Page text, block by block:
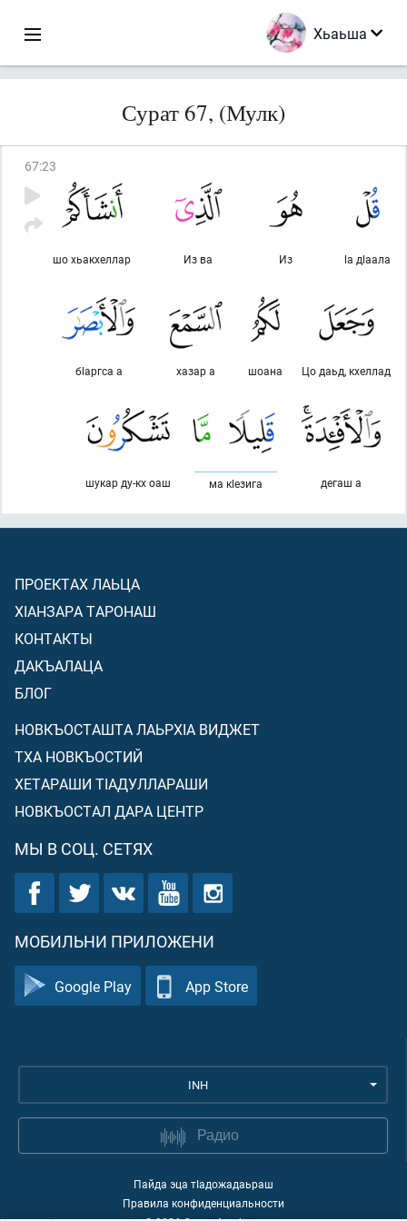
Хьаьша
Сурат 67, (Мулк)
67:23
lа дlаала
Из
Из ва
шо хьакхеллар
Цо даьд, кхеллад
шоана
хазар а
бlаргса а
дегаш а
ма кlезига
шукар ду-кх оаш
ПРОЕКТАХ ЛАЬЦА
ХIАНЗАРА ТАРОНАШ
КОНТАКТЫ
ДАКЪАЛАЦА
БЛОГ
НОВКЪОСТАШТА ЛАЬРХIА ВИДЖЕТ
ТХА НОВКЪОСТИЙ
ХЕТАРАШИ ТIАДУЛЛАРАШИ
НОВКЪОСТАЛ ДАРА ЦЕНТР
МЫ В СОЦ. СЕТЯХ
МОБИЛЬНИ ПРИЛОЖЕНИ
Google Play App Store
INH
Радио
Пайда эца тIадожадаьраш
Правила конфиденциальности